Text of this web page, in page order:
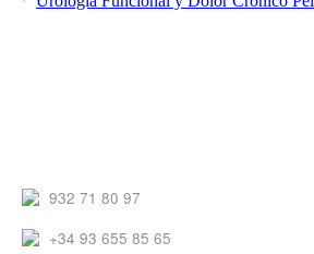
932 71 80 97
+34 93 655 85 65